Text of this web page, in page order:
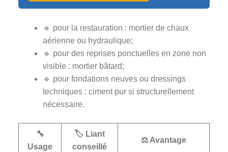
🔹 pour la restauration : mortier de chaux
aérienne ou hydraulique;
🔹 pour des reprises ponctuelles en zone non
visible : mortier bâtard;
🔹 pour fondations neuves ou dressings
techniques : ciment pur si structurellement
nécessaire.
🔧
Usage
🏷️ Liant
conseillé
⚖️ Avantage